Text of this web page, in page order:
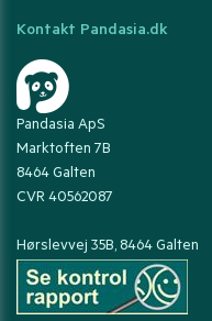
Kontakt Pandasia.dk
Pandasia ApS
Marktoften 7B
8464 Galten
CVR 40562087
Hørslevvej 35B, 8464 Galten